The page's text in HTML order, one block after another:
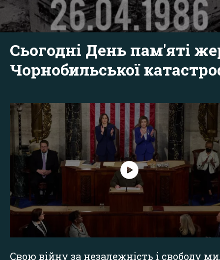
Сьогодні День пам'яті
Чорнобильської
Свою війну за незалежність і свободу